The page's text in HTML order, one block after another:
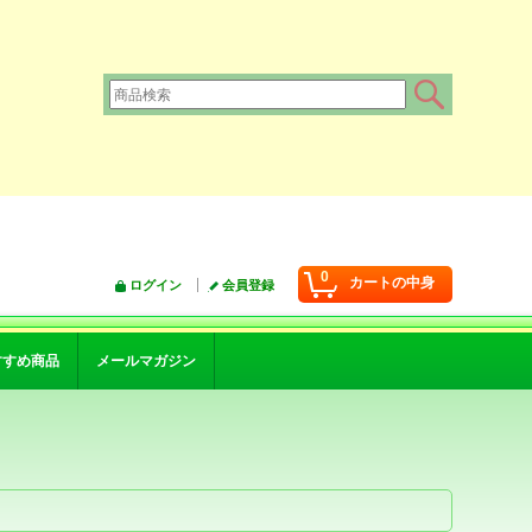
0 カートの中身
ログイン 会員登録
すめ商品 メールマガジン